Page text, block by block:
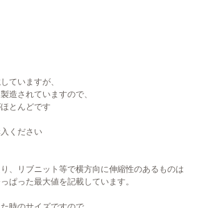
ていますが、
造されていますので、
とんどです
ください
、リブニット等で横方向に伸縮性のあるものは
ぱった最大値を記載しています。